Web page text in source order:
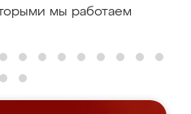
мы работаем